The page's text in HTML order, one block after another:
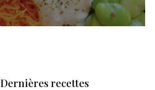
Dernières recettes